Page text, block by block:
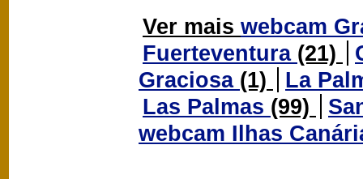
Ver mais webcam
Fuerteventura (21)
Graciosa (1)
La
Las Palmas (99)
webcam Ilhas